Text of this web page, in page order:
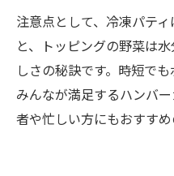
注意点として、冷凍パテ
と、トッピングの野菜は
しさの秘訣です。時短で
みんなが満足するハンバ
者や忙しい方にもおすすめ